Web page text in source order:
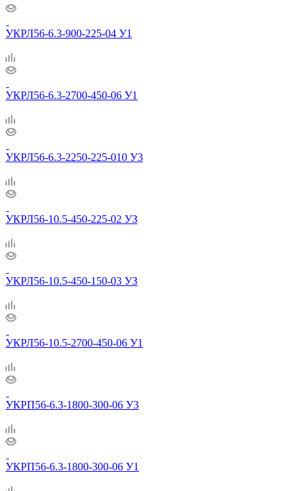
УКРЛ56-6.3-900-225-04 У1
УКРЛ56-6.3-2700-450-06 У1
УКРЛ56-6.3-2250-225-010 У3
УКРЛ56-10.5-450-225-02 УЗ
УКРЛ56-10.5-450-150-03 УЗ
УКРЛ56-10.5-2700-450-06 У1
УКРП56-6.3-1800-300-06 У3
УКРП56-6.3-1800-300-06 У1